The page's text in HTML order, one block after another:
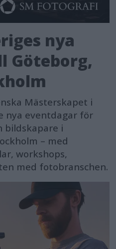
nya
Göteborg,
Mästerskapet i
nya eventdagar för
bildskapare i
– med
workshops,
med fotobranschen.